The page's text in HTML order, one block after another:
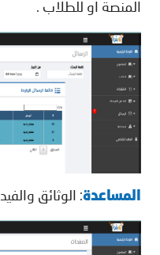
المنصة او للطلاب .
المساعدة: الوثائق